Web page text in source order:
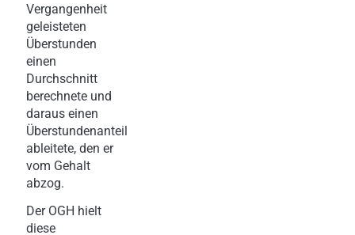
Vergangenheit
geleisteten
Überstunden
einen
Durchschnitt
berechnete und
daraus einen
Überstundenanteil
ableitete, den er
vom Gehalt
abzog.
Der OGH hielt
diese